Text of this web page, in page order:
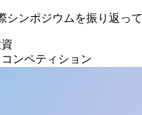
シンポジウムを振り返って
ンペティション